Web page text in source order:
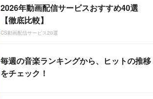
2026年動画配信サービスおすすめ40選
【徹底比較】
CS動画配信サービス20選
毎週の音楽ランキングから、ヒットの推移
をチェック！